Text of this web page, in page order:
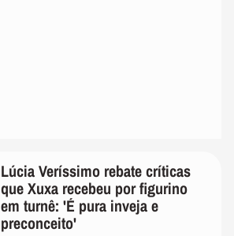
Lúcia Veríssimo rebate críticas
que Xuxa recebeu por figurino
em turnê: 'É pura inveja e
preconceito'